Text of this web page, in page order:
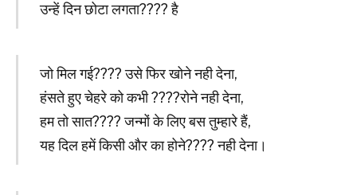
उन्हें दिन छोटा लगता???? है
जो मिल गई???? उसे फिर खोने नही देना,
हंसते हुए चेहरे को कभी ????रोने नही देना,
हम तो सात???? जन्मों के लिए बस तुम्हारे हैं,
यह दिल हमें किसी और का होने???? नही देना।